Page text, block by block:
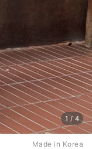
1 /4
Made in Korea